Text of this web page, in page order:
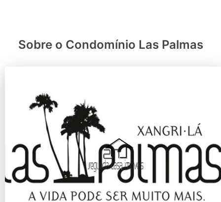
Sobre o Condomínio Las Palmas